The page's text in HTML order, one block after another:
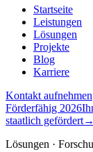
Startseite
Leistungen
Lösungen
Projekte
Blog
Karriere
Kontakt aufnehmen
Förderfähig 2026
staatlich gefördert→
Lösungen ·